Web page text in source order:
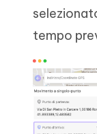
tempo